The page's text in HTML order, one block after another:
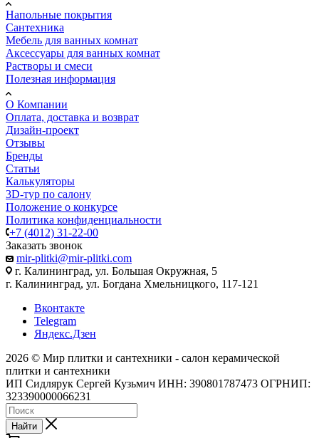
Напольные покрытия
Сантехника
Мебель для ванных комнат
Аксессуары для ванных комнат
Растворы и смеси
Полезная информация
О Компании
Оплата, доставка и возврат
Дизайн-проект
Отзывы
Бренды
Статьи
Калькуляторы
3D-тур по салону
Положение о конкурсе
Политика конфиденциальности
+7 (4012) 31-22-00
Заказать звонок
mir-plitki@mir-plitki.com
г. Калининград, ул. Большая Окружная, 5
г. Калининград, ул. Богдана Хмельницкого, 117-121
Вконтакте
Telegram
Яндекс.Дзен
2026 © Мир плитки и сантехники - салон керамической
плитки и сантехники
ИП Сидлярук Сергей Кузьмич ИНН: 390801787473 ОГРНИП:
323390000066231
Найти